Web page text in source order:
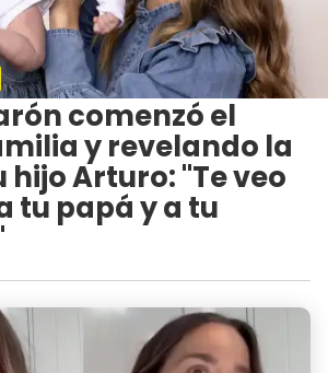
comenzó el
y revelando la
hijo Arturo: "Te veo
tu papá y a tu